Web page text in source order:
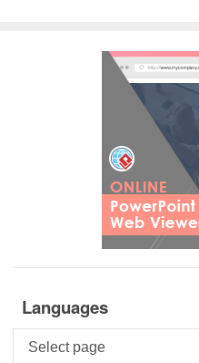
Languages
Languages